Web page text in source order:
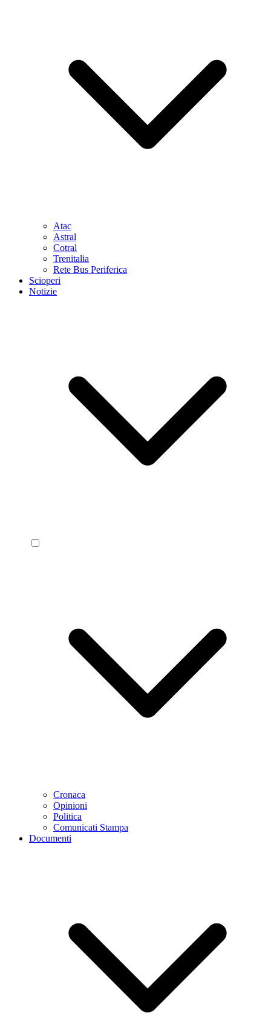
Atac
Astral
Cotral
Trenitalia
Rete Bus Periferica
Scioperi
Notizie
Cronaca
Opinioni
Politica
Comunicati Stampa
Documenti